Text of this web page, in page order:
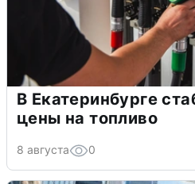
В Екатеринбурге
цены на топливо
8 августа 0